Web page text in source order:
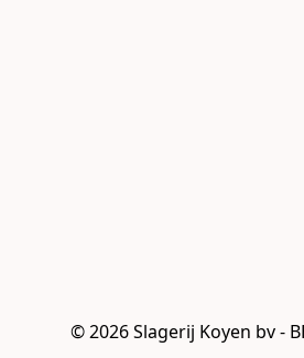
© 2026 Slagerij Koyen bv -